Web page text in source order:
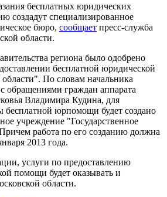
бесплатных юридических
создадут специализированное
бюро, сообщает пресс-служба
области.
региона было одобрено
бесплатной юридической
По словам начальника
обращениями граждан аппарата
Владимира Кудина, для
бесплатной юрпомощи будет создано
учреждение "Государственное
работа по его созданию должна
2013 года.
услуги по предоставлению
помощи будет оказывать и
области.